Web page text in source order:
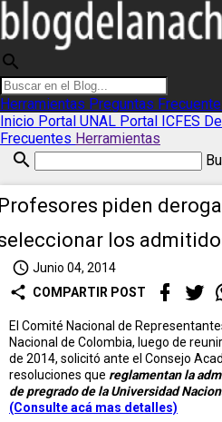
search
Herramientas Preguntas
Inicio Portal UNAL Portal ICFES
Frecuentes Herramientas
search
piden
los
access_time Junio 04, 2014
share COMPARTIR POST
El Comité Nacional de
Nacional de Colombia, luego de
de 2014, solicitó ante el Consejo
resoluciones que reglamentan la
de pregrado de la Universidad
(Consulte acá mas detalles)